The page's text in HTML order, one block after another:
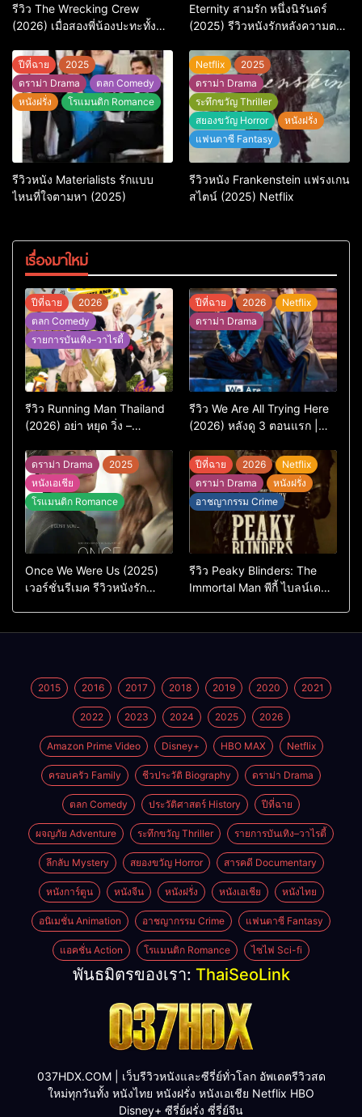
รีวิว The Wrecking Crew
(2026) เมื่อสองพี่น้องปะทะทั้ง
สุดบู๊
Eternity สามรัก หนึ่งนิรันดร์
(2025) รีวิวหนังรักหลังความตาย
รันดร์
ปีที่ฉาย
2025
ดราม่า Drama
ตลก Comedy
หนังฝรั่ง
โรแมนติก Romance
รีวิวหนัง Materialists รักแบบ
ไหนที่ใจตามหา (2025)
Netflix
2025
ดราม่า Drama
ระทึกขวัญ Thriller
สยองขวัญ Horror
หนังฝรั่ง
แฟนตาซี Fantasy
รีวิวหนัง Frankenstein แฟรงเกน
สไตน์ (2025) Netflix
เรื่องมาใหม่
ปีที่ฉาย
2026
ตลก Comedy
รายการบันเทิง–วาไรตี้
รีวิว Running Man Thailand
(2026) อย่า หยุด วิ่ง –
ต้นฉบับเกาหลี
ปีที่ฉาย 2026
Netflix
ดราม่า Drama
รีวิว We Are All Trying Here
(2026) หลังดู 3 ตอนแรก |
แต่ยังไปไม่ถึงไหน
ดราม่า Drama
2025
หนังเอเชีย
โรแมนติก Romance
Once We Were Us (2025)
เวอร์ชั่นรีเมค รีวิวหนังรัก
ปีที่ฉาย 2026
Netflix
ดราม่า Drama
หนังฝรั่ง
อาชญากรรม Crime
รีวิว Peaky Blinders: The
Immortal Man พีกี้ ไบลน์เด
2015 2016 2017 2018 2019 2020 2021
2022 2023 2024 2025 2026
Amazon Prime Video Disney+ HBO MAX Netflix
ครอบครัว Family ชีวประวัติ Biography ดราม่า Drama
ตลก Comedy ประวัติศาสตร์ History ปีที่ฉาย
ผจญภัย Adventure ระทึกขวัญ Thriller รายการบันเทิง–วาไรตี้
ลึกลับ Mystery สยองขวัญ Horror สารคดี Documentary
หนังการ์ตูน หนังจีน หนังฝรั่ง หนังเอเชีย หนังไทย
อนิเมชั่น Animation อาชญากรรม Crime แฟนตาซี Fantasy
แอคชั่น Action โรแมนติก Romance ไซไฟ Sci-fi
พันธมิตรของเรา: ThaiSeoLink
037HDX.COM | เว็บรีวิวหนังและซีรี่ย์ทั่วโลก อัพเดตรีวิวสด
ใหม่ทุกวันทั้ง หนังไทย หนังฝรั่ง หนังเอเชีย Netflix HBO
Disney+ ซีรี่ย์ฝรั่ง ซี่รี่ย์จีน